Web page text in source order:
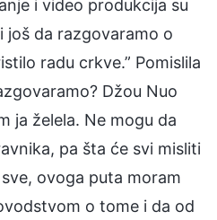
i video produkcija su
još da razgovaramo o
radu crkve.” Pomislila
Džou Nuo
ja želela. Ne mogu da
pa šta će svi misliti
ovoga puta moram
o tome i da od